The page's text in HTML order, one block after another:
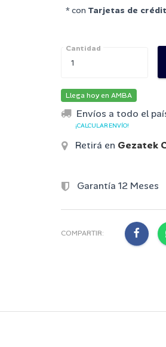
* con Tarjetas de
Cantidad
Llega hoy en AMBA
Envíos a todo el
¡CALCULAR ENVÍO!
Retirá en Gezatek
Garantía 12 Meses
COMPARTIR: